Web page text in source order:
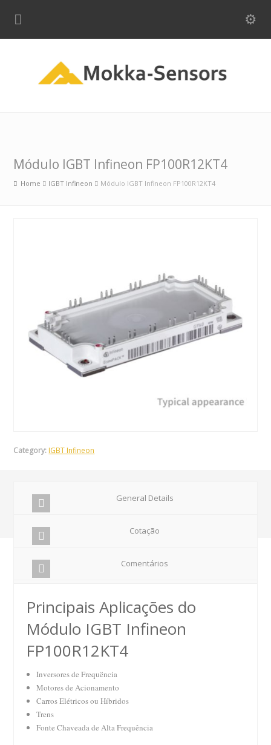
Módulo IGBT Infineon FP100R12KT4
Home IGBT Infineon Módulo IGBT Infineon FP100R12KT4
Category: IGBT Infineon
General Details
Cotação
Comentários
Principais Aplicações do
Módulo IGBT Infineon
FP100R12KT4
Inversores de Frequëncia
Motores de Acionamento
Carros Elétricos ou Híbridos
Trens
Fonte Chaveada de Alta Frequência